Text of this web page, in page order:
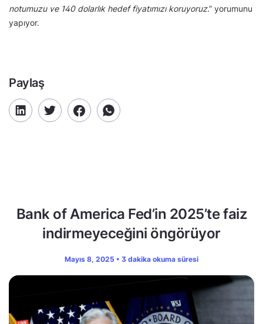
notumuzu ve 140 dolarlık hedef fiyatımızı koruyoruz.” yorumunu
yapıyor.
Paylaş
Bank of America Fed’in 2025’te faiz
indirmeyeceğini öngörüyor
Mayıs 8, 2025 • 3 dakika okuma süresi